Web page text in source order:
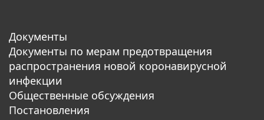
Документы
Документы по мерам предотвращения
распространения новой коронавирусной
инфекции
Общественные обсуждения
Постановления